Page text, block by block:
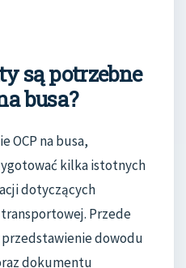
są potrzebne
busa?
OCP na busa,
kilka istotnych
dotyczących
Przede
dowodu
dokumentu